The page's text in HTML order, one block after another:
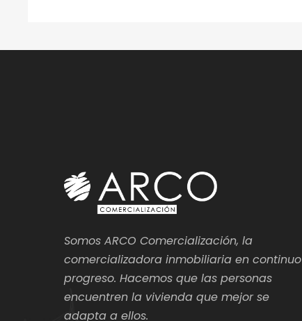
Somos ARCO Comercialización, la
comercializadora inmobiliaria en continuo
progreso. Hacemos que las personas
encuentren la vivienda que mejor se
adapta a ellos.